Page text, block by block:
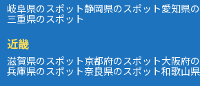
岐阜県のスポット静岡県のスポット愛知県
三重県のスポット
近畿
滋賀県のスポット京都府のスポット大阪府
兵庫県のスポット奈良県のスポット和歌山